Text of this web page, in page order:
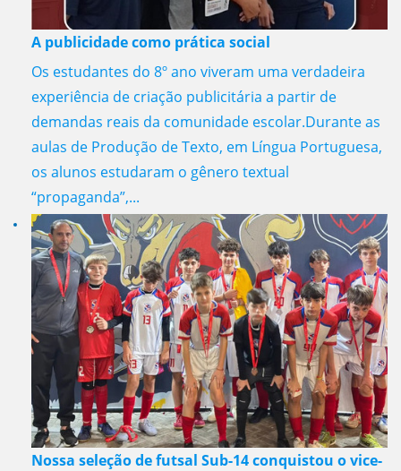
A publicidade como prática social
Os estudantes do 8º ano viveram uma verdadeira
experiência de criação publicitária a partir de
demandas reais da comunidade escolar.Durante as
aulas de Produção de Texto, em Língua Portuguesa,
os alunos estudaram o gênero textual
“propaganda”,...
Nossa seleção de futsal Sub-14 conquistou o vice-